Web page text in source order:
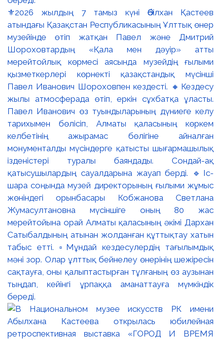
⚜️2026 жылдың 7 тамыз күні Әбілхан Қастеев
атындағы Қазақстан Республикасының Ұлттық өнер
музейінде өтіп жатқан Павел және Дмитрий
Шороховтардың «Қала мен дәуір» атты
мерейтойлық көрмесі аясында музейдің ғылыми
қызметкерлері көрнекті қазақстандық мүсінші
Павел Иванович Шороховпен кездесті. 🔸Кездесу
жылы атмосферада өтіп, еркін сұхбатқа ұласты.
Павел Иванович өз туындыларының дүниеге келу
тарихымен бөлісіп, Алматы қаласының көркем
келбетінің ажырамас бөлігіне айналған
монументалды мүсіндерге қатысты шығармашылық
ізденістері туралы баяндады. Сондай-ақ
қатысушылардың сауалдарына жауап берді. 🔹Іс-
шара соңында музей директорының ғылыми жұмыс
жөніндегі орынбасары Кобжанова Светлана
Жумасултановна мүсіншіге оның 80 жас
мерейтойына орай Алматы қаласының әкімі Дархан
Сатыбалдының атынан жолданған құттықтау хатын
табыс етті. ▫️Мұндай кездесулердің тағылымдық
мәні зор. Олар ұлттық бейнелеу өнерінің шежіресін
сақтауға, оны қалыптастырған тұлғаның өз аузынан
тыңдап, кейінгі ұрпаққа аманаттауға мүмкіндік
береді.